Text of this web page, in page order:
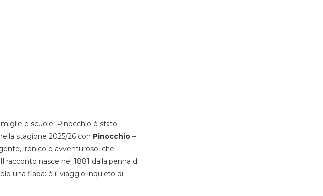
e scuole. Pinocchio è stato
stagione 2025/26 con Pinocchio –
ironico e avventuroso, che
nasce nel 1881 dalla penna di
una fiaba: è il viaggio inquieto di